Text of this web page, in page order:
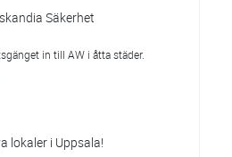
Säkerhet
in till AW i åtta städer.
lokaler i Uppsala!